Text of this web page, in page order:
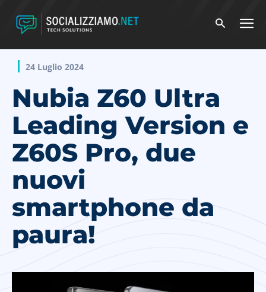
24 Luglio 2024
Nubia Z60 Ultra
Leading Version e
Z60S Pro, due
nuovi
smartphone da
paura!